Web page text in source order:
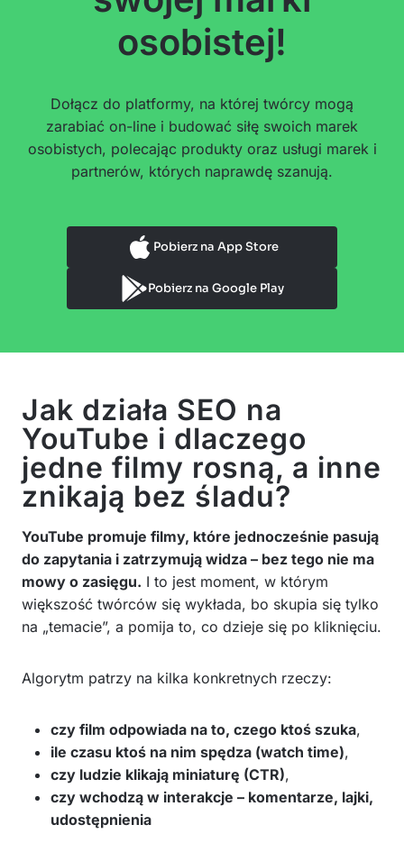
osobistej!
Dołącz do platformy, na której twórcy mogą
zarabiać on-line i budować siłę swoich marek
osobistych, polecając produkty oraz usługi marek i
partnerów, których naprawdę szanują.
Pobierz na App Store
Pobierz na Google Play
Jak działa SEO na
YouTube i dlaczego
jedne filmy rosną, a inne
znikają bez śladu?
YouTube promuje filmy, które jednocześnie pasują
do zapytania i zatrzymują widza – bez tego nie ma
mowy o zasięgu. I to jest moment, w którym
większość twórców się wykłada, bo skupia się tylko
na „temacie”, a pomija to, co dzieje się po kliknięciu.
Algorytm patrzy na kilka konkretnych rzeczy:
czy film odpowiada na to, czego ktoś szuka,
ile czasu ktoś na nim spędza (watch time),
czy ludzie klikają miniaturę (CTR),
czy wchodzą w interakcje – komentarze, lajki,
udostępnienia